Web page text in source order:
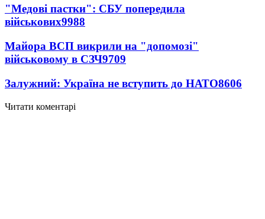
"Медові пастки": СБУ попередила
військових9988
Майора ВСП викрили на "допомозі"
військовому в СЗЧ9709
Залужний: Україна не вступить до НАТО8606
Читати коментарі